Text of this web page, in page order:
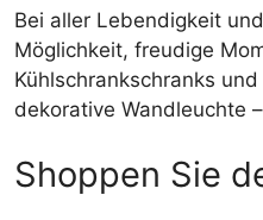
Bei aller Lebendigkeit
Möglichkeit, freudige
Kühlschrankschranks
dekorative Wandleuchte
Shoppen Sie